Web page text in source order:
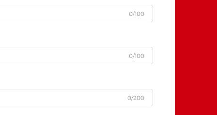
0/100
0/100
0/200